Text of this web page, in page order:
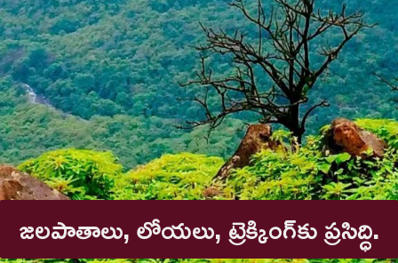
జలపాతాలు, లోయలు, ట్రెక్కింగ్‌కు ప్రసిద్ధి.